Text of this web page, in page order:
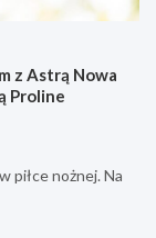
z Astrą Nowa
Proline
piłce nożnej. Na